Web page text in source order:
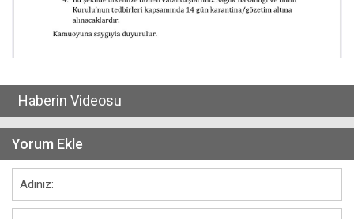
Haberin Videosu
Yorum Ekle